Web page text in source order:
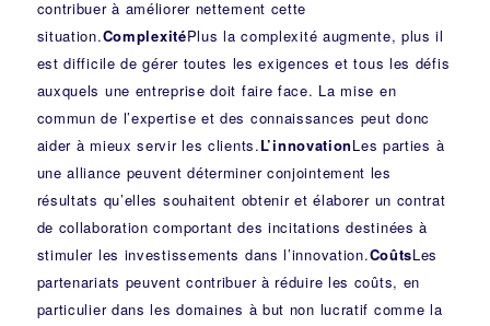
contribuer à améliorer nettement cette
situation.ComplexitéPlus la complexité augmente, plus il
est difficile de gérer toutes les exigences et tous les défis
auxquels une entreprise doit faire face. La mise en
commun de l’expertise et des connaissances peut donc
aider à mieux servir les clients.L’innovationLes parties à
une alliance peuvent déterminer conjointement les
résultats qu’elles souhaitent obtenir et élaborer un contrat
de collaboration comportant des incitations destinées à
stimuler les investissements dans l’innovation.CoûtsLes
partenariats peuvent contribuer à réduire les coûts, en
particulier dans les domaines à but non lucratif comme la